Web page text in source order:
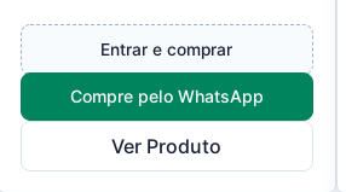
portas de até 45 kg. Possui...
Entrar e comprar
Compre pelo WhatsApp
Ver Produto